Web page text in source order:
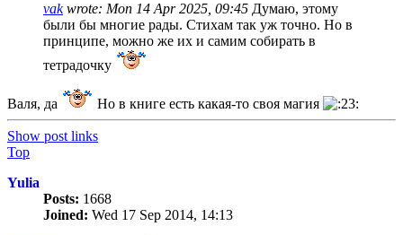
vakwrote: Mon 14 Apr 2025, 09:45 Думаю, этому
были бы многие рады. Стихам так уж точно. Но в
принципе, можно же их и самим собирать в
тетрадочку
Валя, да Но в книге есть какая-то своя магия
Show post links
Top
Yulia
Posts: 1668
Joined: Wed 17 Sep 2014, 14:13